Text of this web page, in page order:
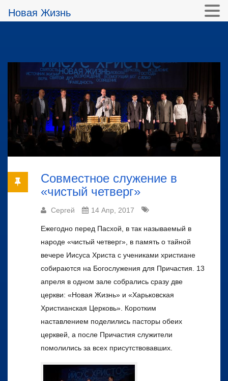
Совместное служение в
«чистый четверг»
Сергей 14 Апр, 2017
Ежегодно перед Пасхой, в так называемый в
народе «чистый четверг», в память о тайной
вечере Иисуса Христа с учениками христиане
собираются на Богослужения для Причастия. 13
апреля в одном зале собрались сразу две
церкви: «Новая Жизнь» и «Харьковская
Христианская Церковь». Коротким
наставлением поделились пасторы обеих
церквей, а после Причастия служители
помолились за всех присутствовавших.
Новая Жизнь